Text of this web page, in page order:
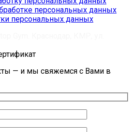
персональных данных
персональных данных
— и мы свяжемся с Вами в